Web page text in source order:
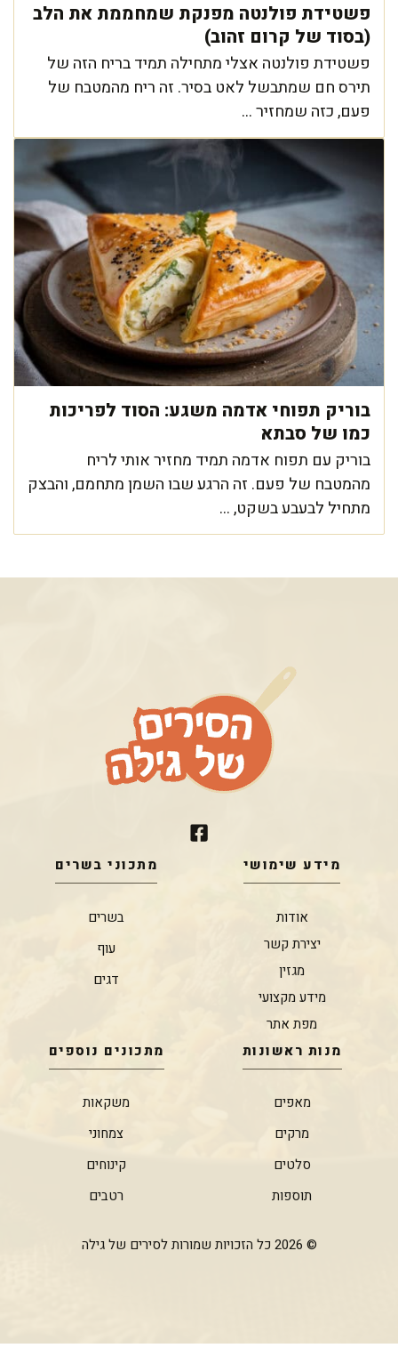
פשטידת פולנטה מפנקת שמחממת את הלב
(בסוד של קרום זהוב)
פשטידת פולנטה אצלי מתחילה תמיד בריח הזה של
תירס חם שמתבשל לאט בסיר. זה ריח מהמטבח של
פעם, כזה שמחזיר ...
בוריק תפוחי אדמה משגע: הסוד לפריכות
כמו של סבתא
בוריק עם תפוח אדמה תמיד מחזיר אותי לריח
מהמטבח של פעם. זה הרגע שבו השמן מתחמם, והבצק
מתחיל לבעבע בשקט, ...
מידע שימושי
אודות
יצירת קשר
מגזין
מידע מקצועי
מפת אתר
מתכוני בשרים
בשרים
עוף
דגים
מנות ראשונות
מאפים
מרקים
סלטים
תוספות
מתכונים נוספים
משקאות
צמחוני
קינוחים
רטבים
© 2026 כל הזכויות שמורות לסירים של גילה